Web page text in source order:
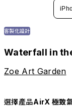
客製化設計
Waterfall in
Zoe Art Garden
選擇產品AirX 極致